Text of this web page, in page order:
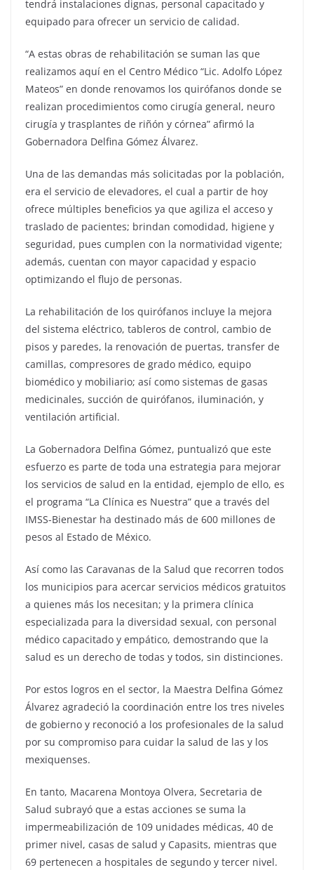
tendrá instalaciones dignas, personal capacitado y
equipado para ofrecer un servicio de calidad.
“A estas obras de rehabilitación se suman las que
realizamos aquí en el Centro Médico “Lic. Adolfo López
Mateos” en donde renovamos los quirófanos donde se
realizan procedimientos como cirugía general, neuro
cirugía y trasplantes de riñón y córnea” afirmó la
Gobernadora Delfina Gómez Álvarez.
Una de las demandas más solicitadas por la población,
era el servicio de elevadores, el cual a partir de hoy
ofrece múltiples beneficios ya que agiliza el acceso y
traslado de pacientes; brindan comodidad, higiene y
seguridad, pues cumplen con la normatividad vigente;
además, cuentan con mayor capacidad y espacio
optimizando el flujo de personas.
La rehabilitación de los quirófanos incluye la mejora
del sistema eléctrico, tableros de control, cambio de
pisos y paredes, la renovación de puertas, transfer de
camillas, compresores de grado médico, equipo
biomédico y mobiliario; así como sistemas de gasas
medicinales, succión de quirófanos, iluminación, y
ventilación artificial.
La Gobernadora Delfina Gómez, puntualizó que este
esfuerzo es parte de toda una estrategia para mejorar
los servicios de salud en la entidad, ejemplo de ello, es
el programa “La Clínica es Nuestra” que a través del
IMSS-Bienestar ha destinado más de 600 millones de
pesos al Estado de México.
Así como las Caravanas de la Salud que recorren todos
los municipios para acercar servicios médicos gratuitos
a quienes más los necesitan; y la primera clínica
especializada para la diversidad sexual, con personal
médico capacitado y empático, demostrando que la
salud es un derecho de todas y todos, sin distinciones.
Por estos logros en el sector, la Maestra Delfina Gómez
Álvarez agradeció la coordinación entre los tres niveles
de gobierno y reconoció a los profesionales de la salud
por su compromiso para cuidar la salud de las y los
mexiquenses.
En tanto, Macarena Montoya Olvera, Secretaria de
Salud subrayó que a estas acciones se suma la
impermeabilización de 109 unidades médicas, 40 de
primer nivel, casas de salud y Capasits, mientras que
69 pertenecen a hospitales de segundo y tercer nivel.